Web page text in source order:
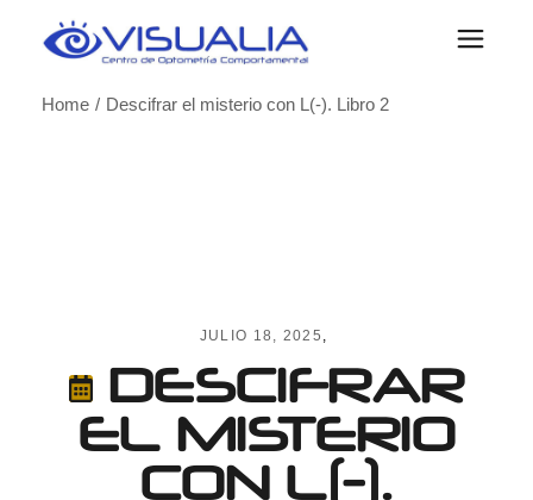
Home
Descifrar el misterio con L(-). Libro 2
JULIO 18, 2025
DESCIFRAR
EL MISTERIO
CON L(-).